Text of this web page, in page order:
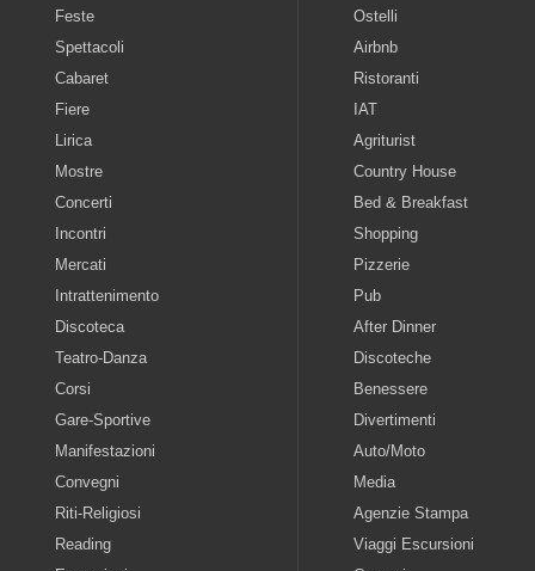
Feste
Spettacoli
Cabaret
Fiere
Lirica
Mostre
Concerti
Incontri
Mercati
Intrattenimento
Discoteca
Teatro-Danza
Corsi
Gare-Sportive
Manifestazioni
Convegni
Riti-Religiosi
Reading
Ostelli
Airbnb
Ristoranti
IAT
Agriturist
Country House
Bed & Breakfast
Shopping
Pizzerie
Pub
After Dinner
Discoteche
Benessere
Divertimenti
Auto/Moto
Media
Agenzie Stampa
Viaggi Escursioni